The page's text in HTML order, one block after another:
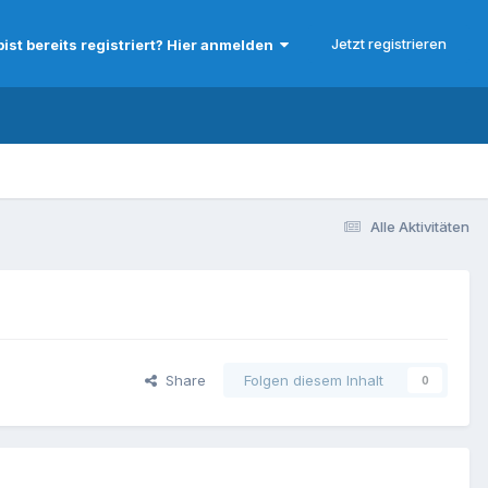
bereits registriert? Hier anmelden Jetzt registrieren
Alle Aktivitäten
Share Folgen diesem Inhalt 0